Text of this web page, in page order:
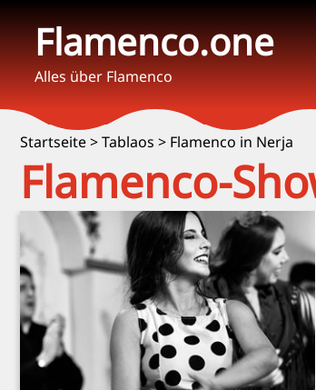
Flamenco.one
Alles über Flamenco
Startseite>Tablaos > Flamenco in Nerja
Flamenco-